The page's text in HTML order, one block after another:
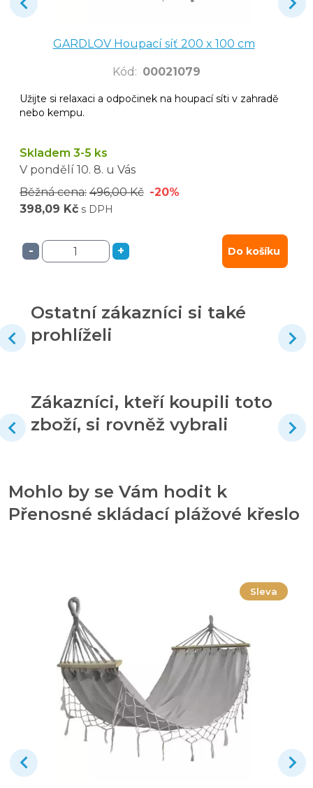
GARDLOV Houpací síť 200 x 100 cm
Kód : 00021079
Užijte si relaxaci a odpočinek na houpací síti v zahradě
nebo kempu.
Skladem 3-5 ks
V pondělí 10. 8. u Vás
Běžná cena: 496,00 Kč -20%
398,09 Kč s DPH
- + Do košíku
Ostatní zákazníci si také
prohlíželi
Zákazníci, kteří koupili toto
zboží, si rovněž vybrali
Mohlo by se Vám hodit k
Přenosné skládací plážové křeslo
Sleva